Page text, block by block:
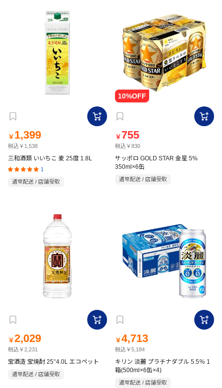
￥ 1,399
税込￥1,538
三和酒類 いいちこ 麦 25度 1.8L
1
通常配送 / 店舗受取
￥ 755
税込￥830
サッポロ GOLD STAR 金星 5%
350ml×6缶
通常配送 / 店舗受取
￥2,029
税込￥2,231
宝酒造 宝焼酎 25°4.0L エコペット
通常配送 / 店舗受取
￥4,713
税込￥5,184
キリン 淡麗 プラチナダブル 5.5％ 1
箱(500ml×6缶×4)
通常配送 / 店舗受取